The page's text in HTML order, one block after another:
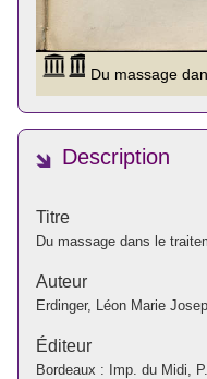
Description
Titre
Du massage dans le
Auteur
Erdinger, Léon Marie
Éditeur
Bordeaux : Imp. du Midi,